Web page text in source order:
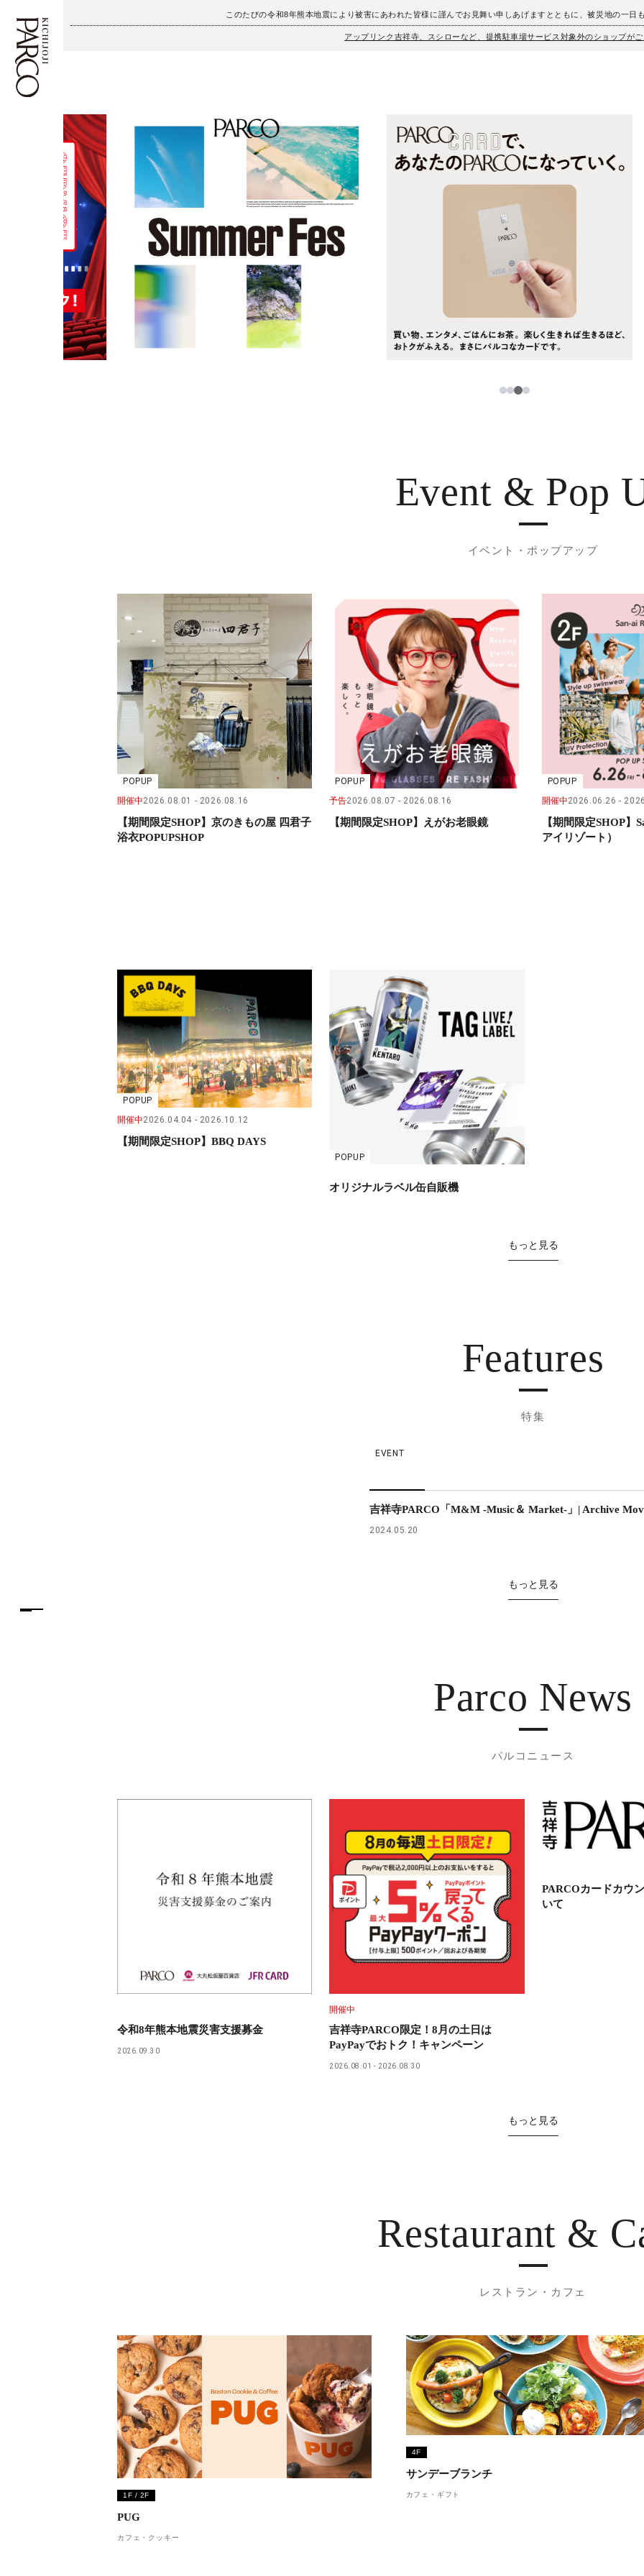
このたびの令和8年熊本地震により被害にあわれた皆様に謹んでお見舞い申しあげますとともに、被災地の一日
アップリンク吉祥寺、スシローなど、提携駐車場サービス対象外のショップが
施設案内・アクセス
イベント・ポップアップ
ニュース
レストラン・カフェ
TAX FREE
PARCOメンバーズ
繁体字
簡体字
한국어
ภาษาไทย
日本語
1234
Event & Pop
イベント・ポップアップ
POPUP
開催中2026.08.01 2026.08.16
【期間限定SHOP】京のきもの屋 四君子
浴衣POPUPSHOP
POPUP
予告2026.08.07 2026.08.16
【期間限定SHOP】えがお老眼鏡
POPUP
開催中2026.06.26
【期間限定SHOP】
アイリゾート）
POPUP
開催中2026.04.04 2026.10.12
【期間限定SHOP】BBQ DAYS
POPUP
オリジナルラベル缶自販機
もっと見る
Features
特集
EVENT
吉祥寺PARCO「M&M -Music＆ Market-」| Archive
2024.05.20
もっと見る
Parco News
パルコニュース
令和8年熊本地震災害支援募金
2026.09.30
開催中
吉祥寺PARCO限定！8月の土日は
PayPayでおトク！キャンペーン
2026.08.01 2026.08.30
PARCOカードカウ
いて
もっと見る
Restaurant &
レストラン・カフェ
1F / 2F
PUG
カフェ・クッキー
4F
サンデーブランチ
カフェ・ギフト